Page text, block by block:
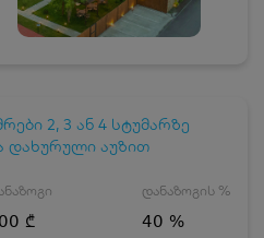
2, 3 ან 4 სტუმარზე
დახურული აუზით
₾
დანაზოგის %
40 %